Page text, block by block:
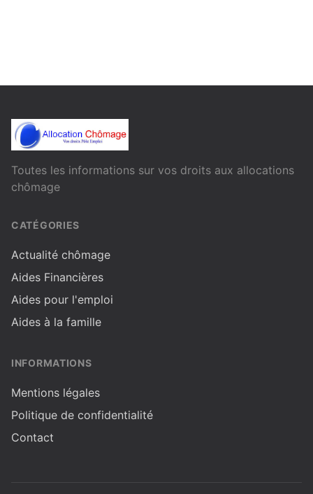
Toutes les informations sur vos droits aux allocations
chômage
CATÉGORIES
Actualité chômage
Aides Financières
Aides pour l'emploi
Aides à la famille
INFORMATIONS
Mentions légales
Politique de confidentialité
Contact